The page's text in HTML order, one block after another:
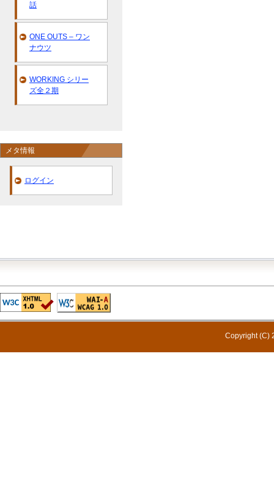
話
ONE OUTS – ワン
ナウツ
WORKING シリー
ズ全２期
メタ情報
ログイン
Copyright (C)